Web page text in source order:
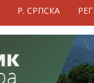
Р. СРПСКА